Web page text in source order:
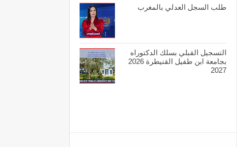
طلب السجل العدلي بالمغرب
التسجيل القبلي بسلك الدكتوراه
بجامعة ابن طفيل القنيطرة 2026
2027